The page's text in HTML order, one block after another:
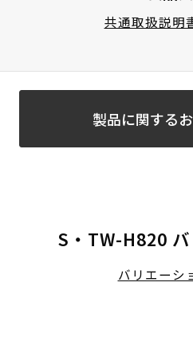
共通取扱説明
製品に関する
S・TW-H820
バリエーシ